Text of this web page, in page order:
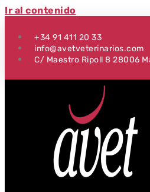
Ir al contenido
+34 91 411 20 33
info@avetveterinarios.com
C/ Maestro Ripoll 8 28006